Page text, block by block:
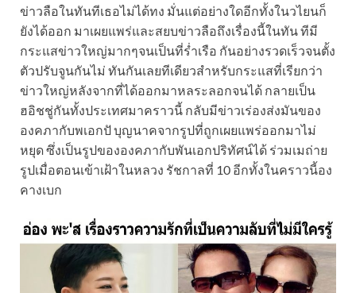
ข่าวลือในทันทีเธอไม่ได้ทง มั่นแต่อย่างใดอีกทั้งในวไยนก็
ยังได้ออก มาเผยแพร่และสยบข่าวลือถึงเรื่องนี้ในทัน ทีมี
กระแสข่าวใหญ่มากๆจนเป็นที่ร่ำเรือ กันอย่างรวดเร็วจนตั้ง
ตัวปรับจูนกันไม่ ทันกันเลยทีเดียวสำหรับกระแสที่เรียกว่า
ข่าวใหญ่หลังจากที่ได้ออกมาหลระลอกจนได้ กลายเป็น
ฮอิชชู่กันทั้งประเทศมาคราวนี้ กลับมีข่าวเร่องส่งมันของ
องคภากับพเอกปั บุญนาคจากรูปที่ถูกเผยแพร่ออกมาไม่
หยุด ซึ่งเป็นรูปขององคภากับพันเอกปริทัศน์ได้ ร่วมเมถ่าย
รูปเมื่อตอนเข้าเฝ้าในหลวง รัชกาลที่ 10 อีกทั้งในคราวนี้อง
คางเบก